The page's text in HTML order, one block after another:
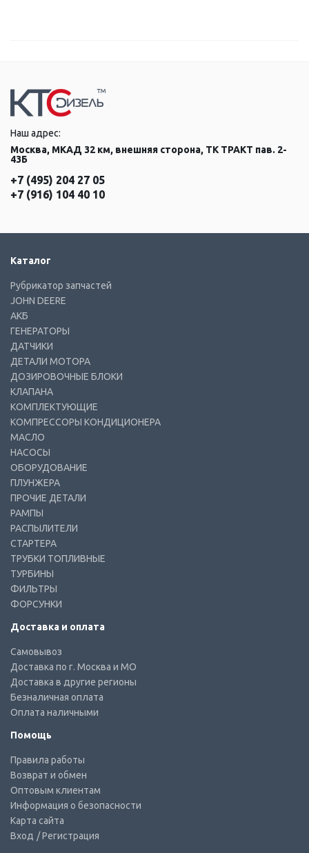
Наш адрес:
Москва, МКАД 32 км, внешняя сторона, ТК ТРАКТ пав. 2-
43Б
+7 (495) 204 27 05
+7 (916) 104 40 10
Каталог
Рубрикатор запчастей
JOHN DEERE
АКБ
ГЕНЕРАТОРЫ
ДАТЧИКИ
ДЕТАЛИ МОТОРА
ДОЗИРОВОЧНЫЕ БЛОКИ
КЛАПАНА
КОМПЛЕКТУЮЩИЕ
КОМПРЕССОРЫ КОНДИЦИОНЕРА
МАСЛО
НАСОСЫ
ОБОРУДОВАНИЕ
ПЛУНЖЕРА
ПРОЧИЕ ДЕТАЛИ
РАМПЫ
РАСПЫЛИТЕЛИ
СТАРТЕРА
ТРУБКИ ТОПЛИВНЫЕ
ТУРБИНЫ
ФИЛЬТРЫ
ФОРСУНКИ
Доставка и оплата
Самовывоз
Доставка по г. Москва и МО
Доставка в другие регионы
Безналичная оплата
Оплата наличными
Помощь
Правила работы
Возврат и обмен
Оптовым клиентам
Информация о безопасности
Карта сайта
Вход / Регистрация